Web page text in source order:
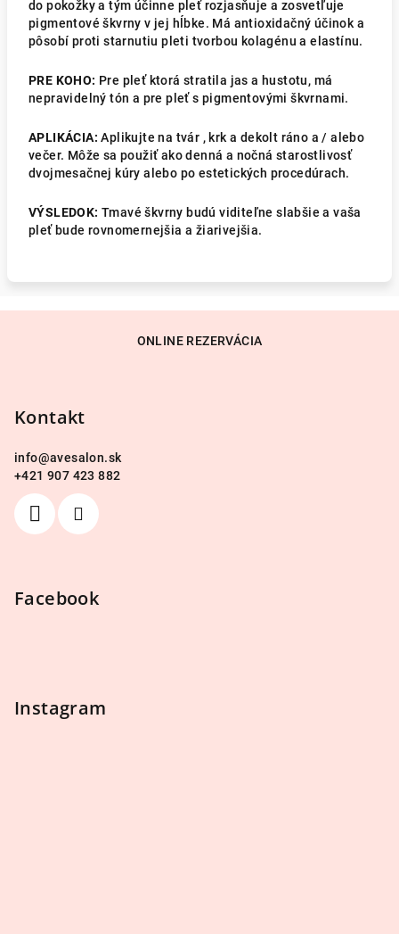
do pokožky a tým účinne pleť rozjasňuje a zosvetľuje
pigmentové škvrny v jej hĺbke. Má antioxidačný účinok a
pôsobí proti starnutiu pleti tvorbou kolagénu a elastínu.
PRE KOHO: Pre pleť ktorá stratila jas a hustotu, má
nepravidelný tón a pre pleť s pigmentovými škvrnami.
APLIKÁCIA: Aplikujte na tvár , krk a dekolt ráno a / alebo
večer. Môže sa použiť ako denná a nočná starostlivosť
dvojmesačnej kúry alebo po estetických procedúrach.
VÝSLEDOK: Tmavé škvrny budú viditeľne slabšie a vaša
pleť bude rovnomernejšia a žiarivejšia.
ONLINE REZERVÁCIA
Kontakt
info@avesalon.sk
+421 907 423 882
Facebook
Instagram